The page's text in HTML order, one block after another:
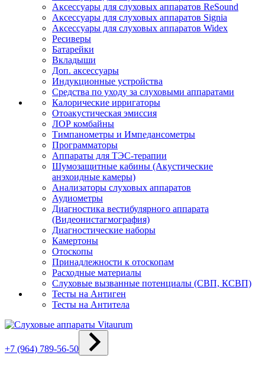
Аксессуары для слуховых аппаратов ReSound
Аксессуары для слуховых аппаратов Signia
Аксессуары для слуховых аппаратов Widex
Ресиверы
Батарейки
Вкладыши
Доп. аксессуары
Индукционные устройства
Средства по уходу за слуховыми аппаратами
Калорические ирригаторы
Отоакустическая эмиссия
ЛОР комбайны
Тимпанометры и Импедансометры
Программаторы
Аппараты для ТЭС-терапии
Шумозащитные кабины (Акустические
анэхоидные камеры)
Анализаторы слуховых аппаратов
Аудиометры
Диагностика вестибулярного аппарата
(Видеонистагмография)
Диагностические наборы
Камертоны
Отоскопы
Принадлежности к отоскопам
Расходные материалы
Слуховые вызванные потенциалы (СВП, КСВП)
Тесты на Антиген
Тесты на Антитела
+7 (964) 789-56-50